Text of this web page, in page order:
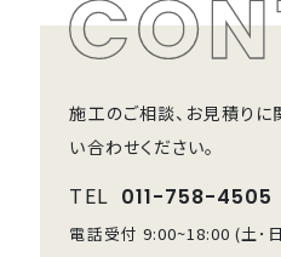
施工のご相談、お見積りに
い合わせください。
TEL 011-758-4505
電話受付 9:00~18:00 (土･